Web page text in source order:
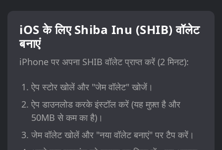
iOS के लिए Shiba Inu (SHIB) वॉलेट
बनाएं
iPhone पर अपना SHIB वॉलेट प्राप्त करें (2 मिनट):
ऐप स्टोर खोलें और "जेम वॉलेट" खोजें।
ऐप डाउनलोड करके इंस्टॉल करें (यह मुफ़्त है और
50MB से कम का है)।
जेम वॉलेट खोलें और "नया वॉलेट बनाएं" पर टैप करें।